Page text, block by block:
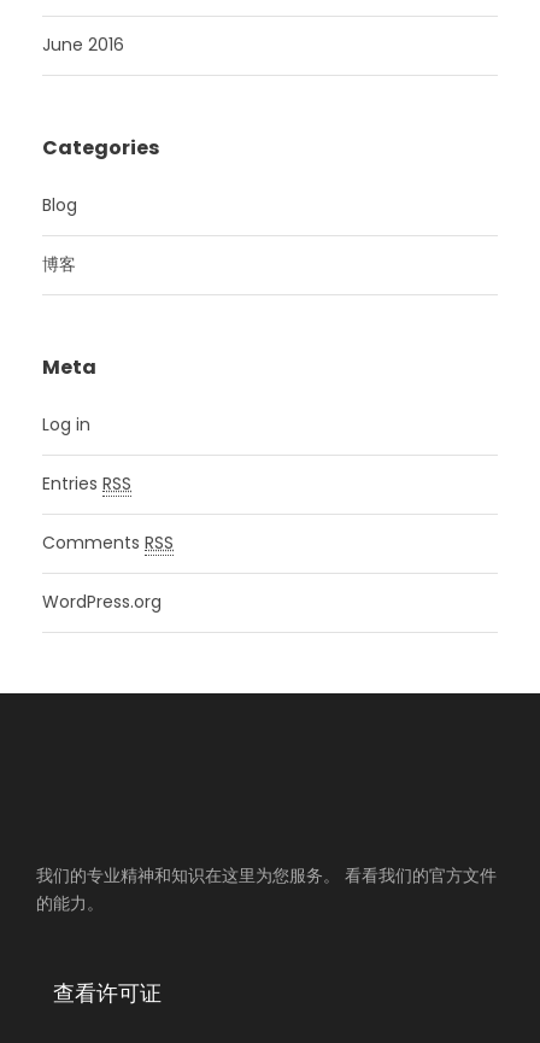
June 2016
Categories
Blog
博客
Meta
Log in
Entries RSS
Comments RSS
WordPress.org
我们的专业精神和知识在这里为您服务。 看看我们的官方文件
的能力。
查看许可证